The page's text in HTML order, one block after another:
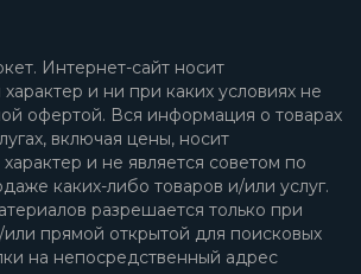
Интернет-сайт носит
и ни при каких условиях не
офертой. Вся информация о товарах
включая цены, носит
и не является советом по
каких-либо товаров и/или услуг.
разрешается только при
прямой открытой для поисковых
на непосредственный адрес